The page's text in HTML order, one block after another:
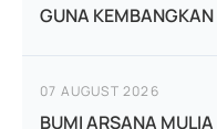
GUNA
07 AUGUST 2026
BUMI ARSANA